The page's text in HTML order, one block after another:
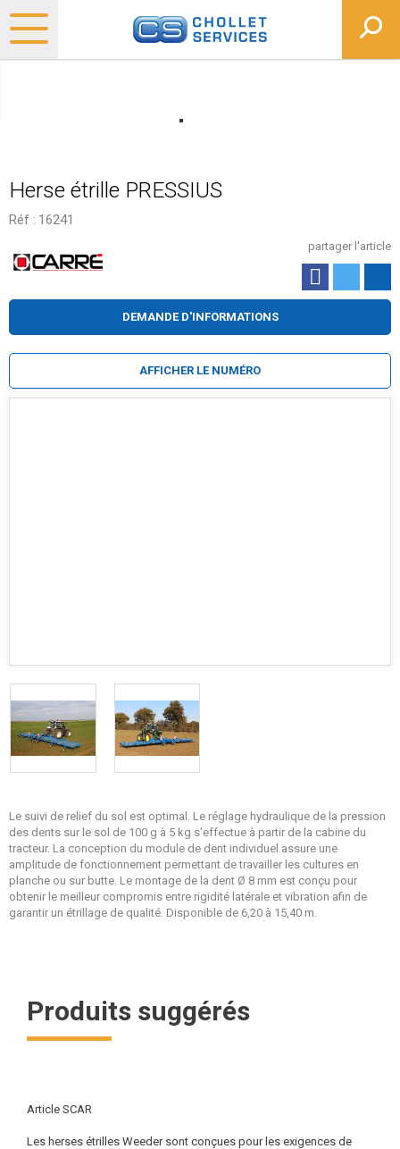
Herse étrille PRESSIUS
Réf : 16241
partager l'article
Le suivi de relief du sol est optimal. Le réglage hydraulique de la pression
des dents sur le sol de 100 g à 5 kg s'effectue à partir de la cabine du
tracteur. La conception du module de dent individuel assure une
amplitude de fonctionnement permettant de travailler les cultures en
planche ou sur butte. Le montage de la dent Ø 8 mm est conçu pour
obtenir le meilleur compromis entre rigidité latérale et vibration afin de
garantir un étrillage de qualité. Disponible de 6,20 à 15,40 m.
DEMANDE D'INFORMATIONS
AFFICHER LE NUMÉRO
Produits suggérés
Article SCAR
Les herses étrilles Weeder sont conçues pour les exigences de